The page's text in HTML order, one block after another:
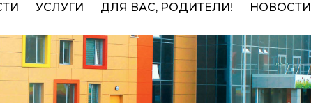
УСЛУГИ ДЛЯ ВАС, РОДИТЕЛИ! НОВОСТИ